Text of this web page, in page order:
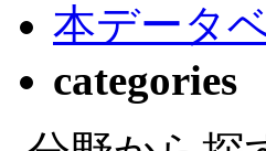
本データ
categories